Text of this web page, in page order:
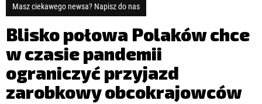
LICENCJA
REJESTRACJA
KONTAKT
NOWE TECHNOLOGIE
SPOŁECZEŃSTWO
EDUKACJA
MEDIA
Masz ciekawego newsa? Napisz do nas
Blisko połowa Polaków chce
w czasie pandemii
ograniczyć przyjazd
zarobkowy obcokrajowców